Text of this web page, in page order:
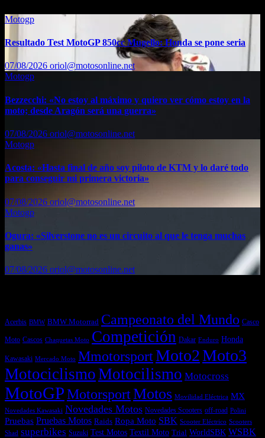
Motogp
Resultado Test MotoGP 850cc Mugello: Honda se pone seria
07/08/2026 oriol@motosonline.net
Motogp
Bezzecchi: «No estoy al máximo y quiero ver cómo estoy en la
moto; desde Aragón será una guerra»
07/08/2026 oriol@motosonline.net
Motogp
Acosta: «Hasta final de año soy piloto de KTM y lo daré todo
para conseguir mi primera victoria»
07/08/2026 oriol@motosonline.net
Motogp
Ogura: «Silverstone no es un circuito al que le tenga muchas
ganas»
07/08/2026 oriol@motosonline.net
Acerbis BMW BMW Motorrad Campeonato del Mundo Casco
Moto Cascos Chaquetas Moto Competición Dakar Enduro Honda
Kawasaki Mercado Moto MmotorsportMoto2Moto3
MotociclismoMotocilismo Motocross
MotoGPMotorsportMotos Movilidad Eléctrica MX
Novedades Kawasaki Novedades Motos Novedades Scooters off-road Polini
Pruebas Pruebas Motos Raids Ropa Moto SBK Scooter Eléctrico Scooters
Shad superbikes Suzuki Test Motos Textil Moto Trial WorldSBK WSBK